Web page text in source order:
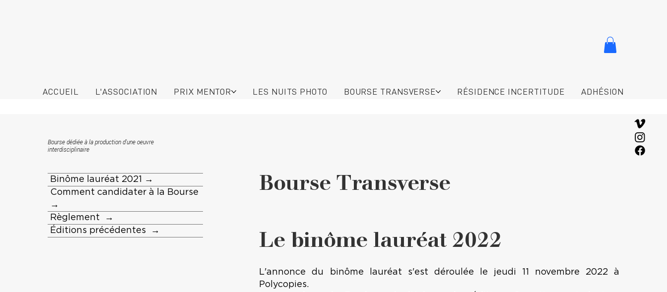
ACCUEIL L'ASSOCIATION PRIX MENTOR LES NUITS PHOTO BOURSE TRANSVERSE RÉSIDENCE INCERTITUDE ADHÉSION
Bourse dédiée à la production d'une oeuvre
interdisciplinaire
Binôme lauréat 2021 →
Comment candidater à la Bourse
→
Règlement →
Éditions précédentes →
Bourse Transverse
Le binôme lauréat 2022
L'annonce du binôme lauréat s'est déroulée le jeudi 11 novembre 2022 à
Polycopies.